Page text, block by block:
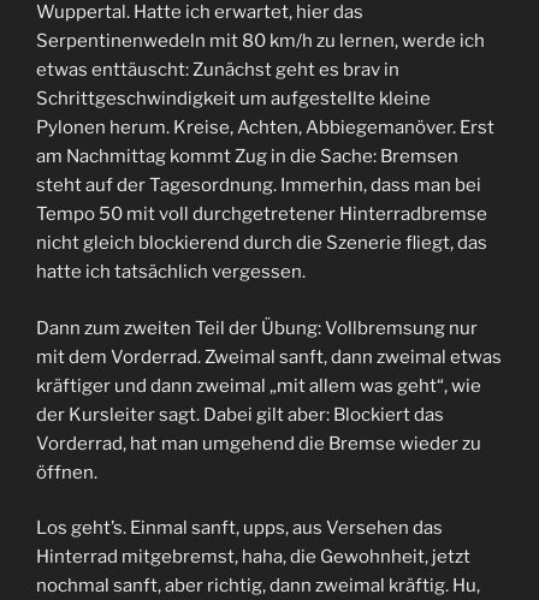
Wuppertal. Hatte ich erwartet, hier das
Serpentinenwedeln mit 80 km/h zu lernen, werde ich
etwas enttäuscht: Zunächst geht es brav in
Schrittgeschwindigkeit um aufgestellte kleine
Pylonen herum. Kreise, Achten, Abbiegemanöver. Erst
am Nachmittag kommt Zug in die Sache: Bremsen
steht auf der Tagesordnung. Immerhin, dass man bei
Tempo 50 mit voll durchgetretener Hinterradbremse
nicht gleich blockierend durch die Szenerie fliegt, das
hatte ich tatsächlich vergessen.
Dann zum zweiten Teil der Übung: Vollbremsung nur
mit dem Vorderrad. Zweimal sanft, dann zweimal etwas
kräftiger und dann zweimal „mit allem was geht“, wie
der Kursleiter sagt. Dabei gilt aber: Blockiert das
Vorderrad, hat man umgehend die Bremse wieder zu
öffnen.
Los geht’s. Einmal sanft, upps, aus Versehen das
Hinterrad mitgebremst, haha, die Gewohnheit, jetzt
nochmal sanft, aber richtig, dann zweimal kräftig. Hu,